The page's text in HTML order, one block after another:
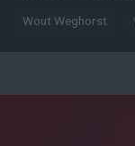
Wout Weghorst